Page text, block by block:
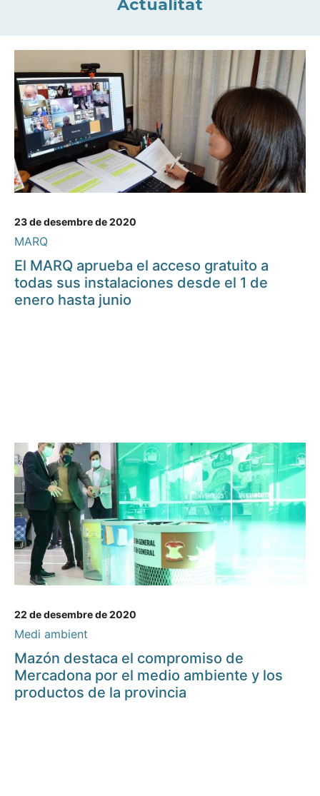
Actualitat
23 de desembre de 2020
MARQ
El MARQ aprueba el acceso gratuito a
todas sus instalaciones desde el 1 de
enero hasta junio
22 de desembre de 2020
Medi ambient
Mazón destaca el compromiso de
Mercadona por el medio ambiente y los
productos de la provincia